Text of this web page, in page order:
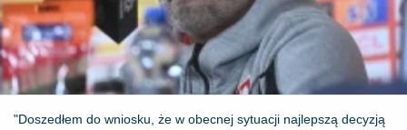
"Doszedłem do wniosku, że w obecnej sytuacji najlepszą decyzją